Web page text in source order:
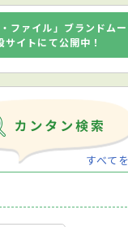
・ファイル」ブランドム
サイトにて公開中！
すべて